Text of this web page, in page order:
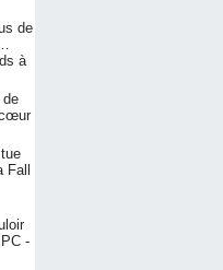
de
à
de
-